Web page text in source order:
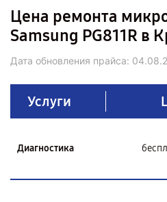
Цена ремонта
Samsung PG811R в
Дата обновления прайса:
Услуги
Диагностика